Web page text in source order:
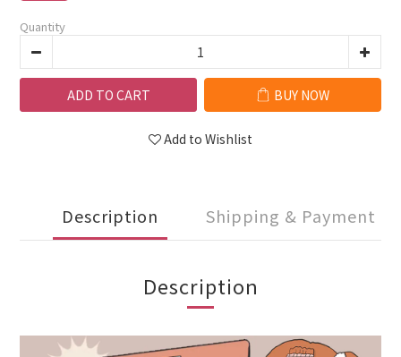
Quantity
ADD TO CART BUY NOW
Add to Wishlist
Description Shipping & Payment
Description